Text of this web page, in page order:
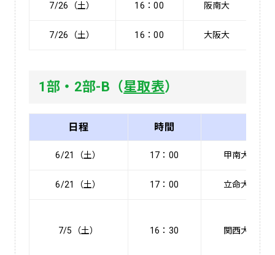
7/26（土） 16：00 阪南大
7/26（土） 16：00 大阪大
1部・2部-B（星取表）
日程 時間
6/21（土） 17：00 甲南大
6/21（土） 17：00 立命大
7/5（土） 16：30 関西大